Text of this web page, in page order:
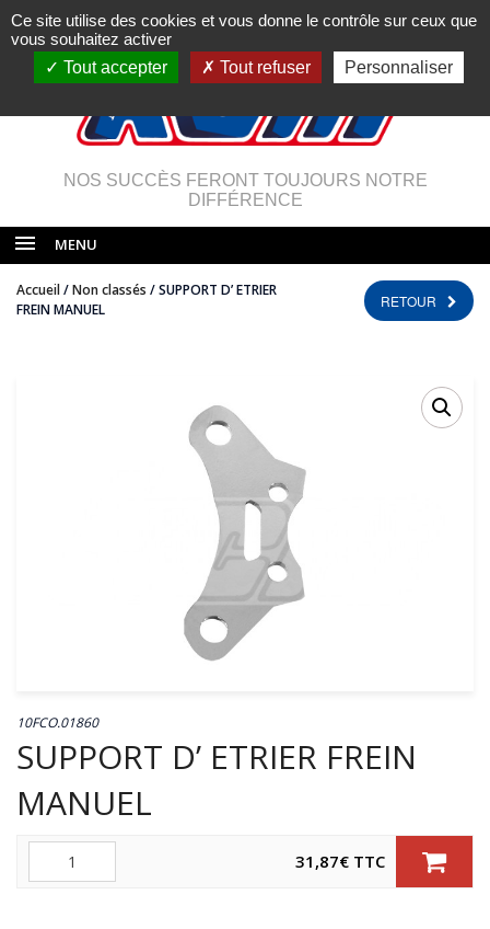
NOS SUCCÈS FERONT TOUJOURS NOTRE
DIFFÉRENCE
MENU
Accueil/Non classés / SUPPORT D’ ETRIER
FREIN MANUEL
RETOUR
10FCO.01860
SUPPORT D’ ETRIER FREIN
MANUEL
31,87€ TTC
Ce site utilise des cookies et vous donne le contrôle sur ceux que
vous souhaitez activer
Tout accepter
Tout refuser Personnaliser